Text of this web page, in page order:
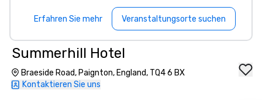
Erfahren Sie mehr Veranstaltungsorte suchen
Summerhill Hotel
Braeside Road, Paignton, England, TQ4 6 BX
Kontaktieren Sie uns